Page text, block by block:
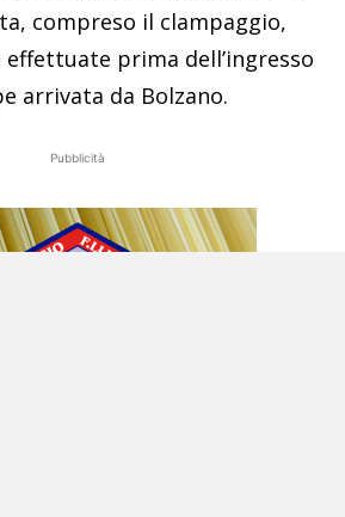
compreso il clampaggio,
prima dell’ingresso
arrivata da Bolzano.
Pubblicità